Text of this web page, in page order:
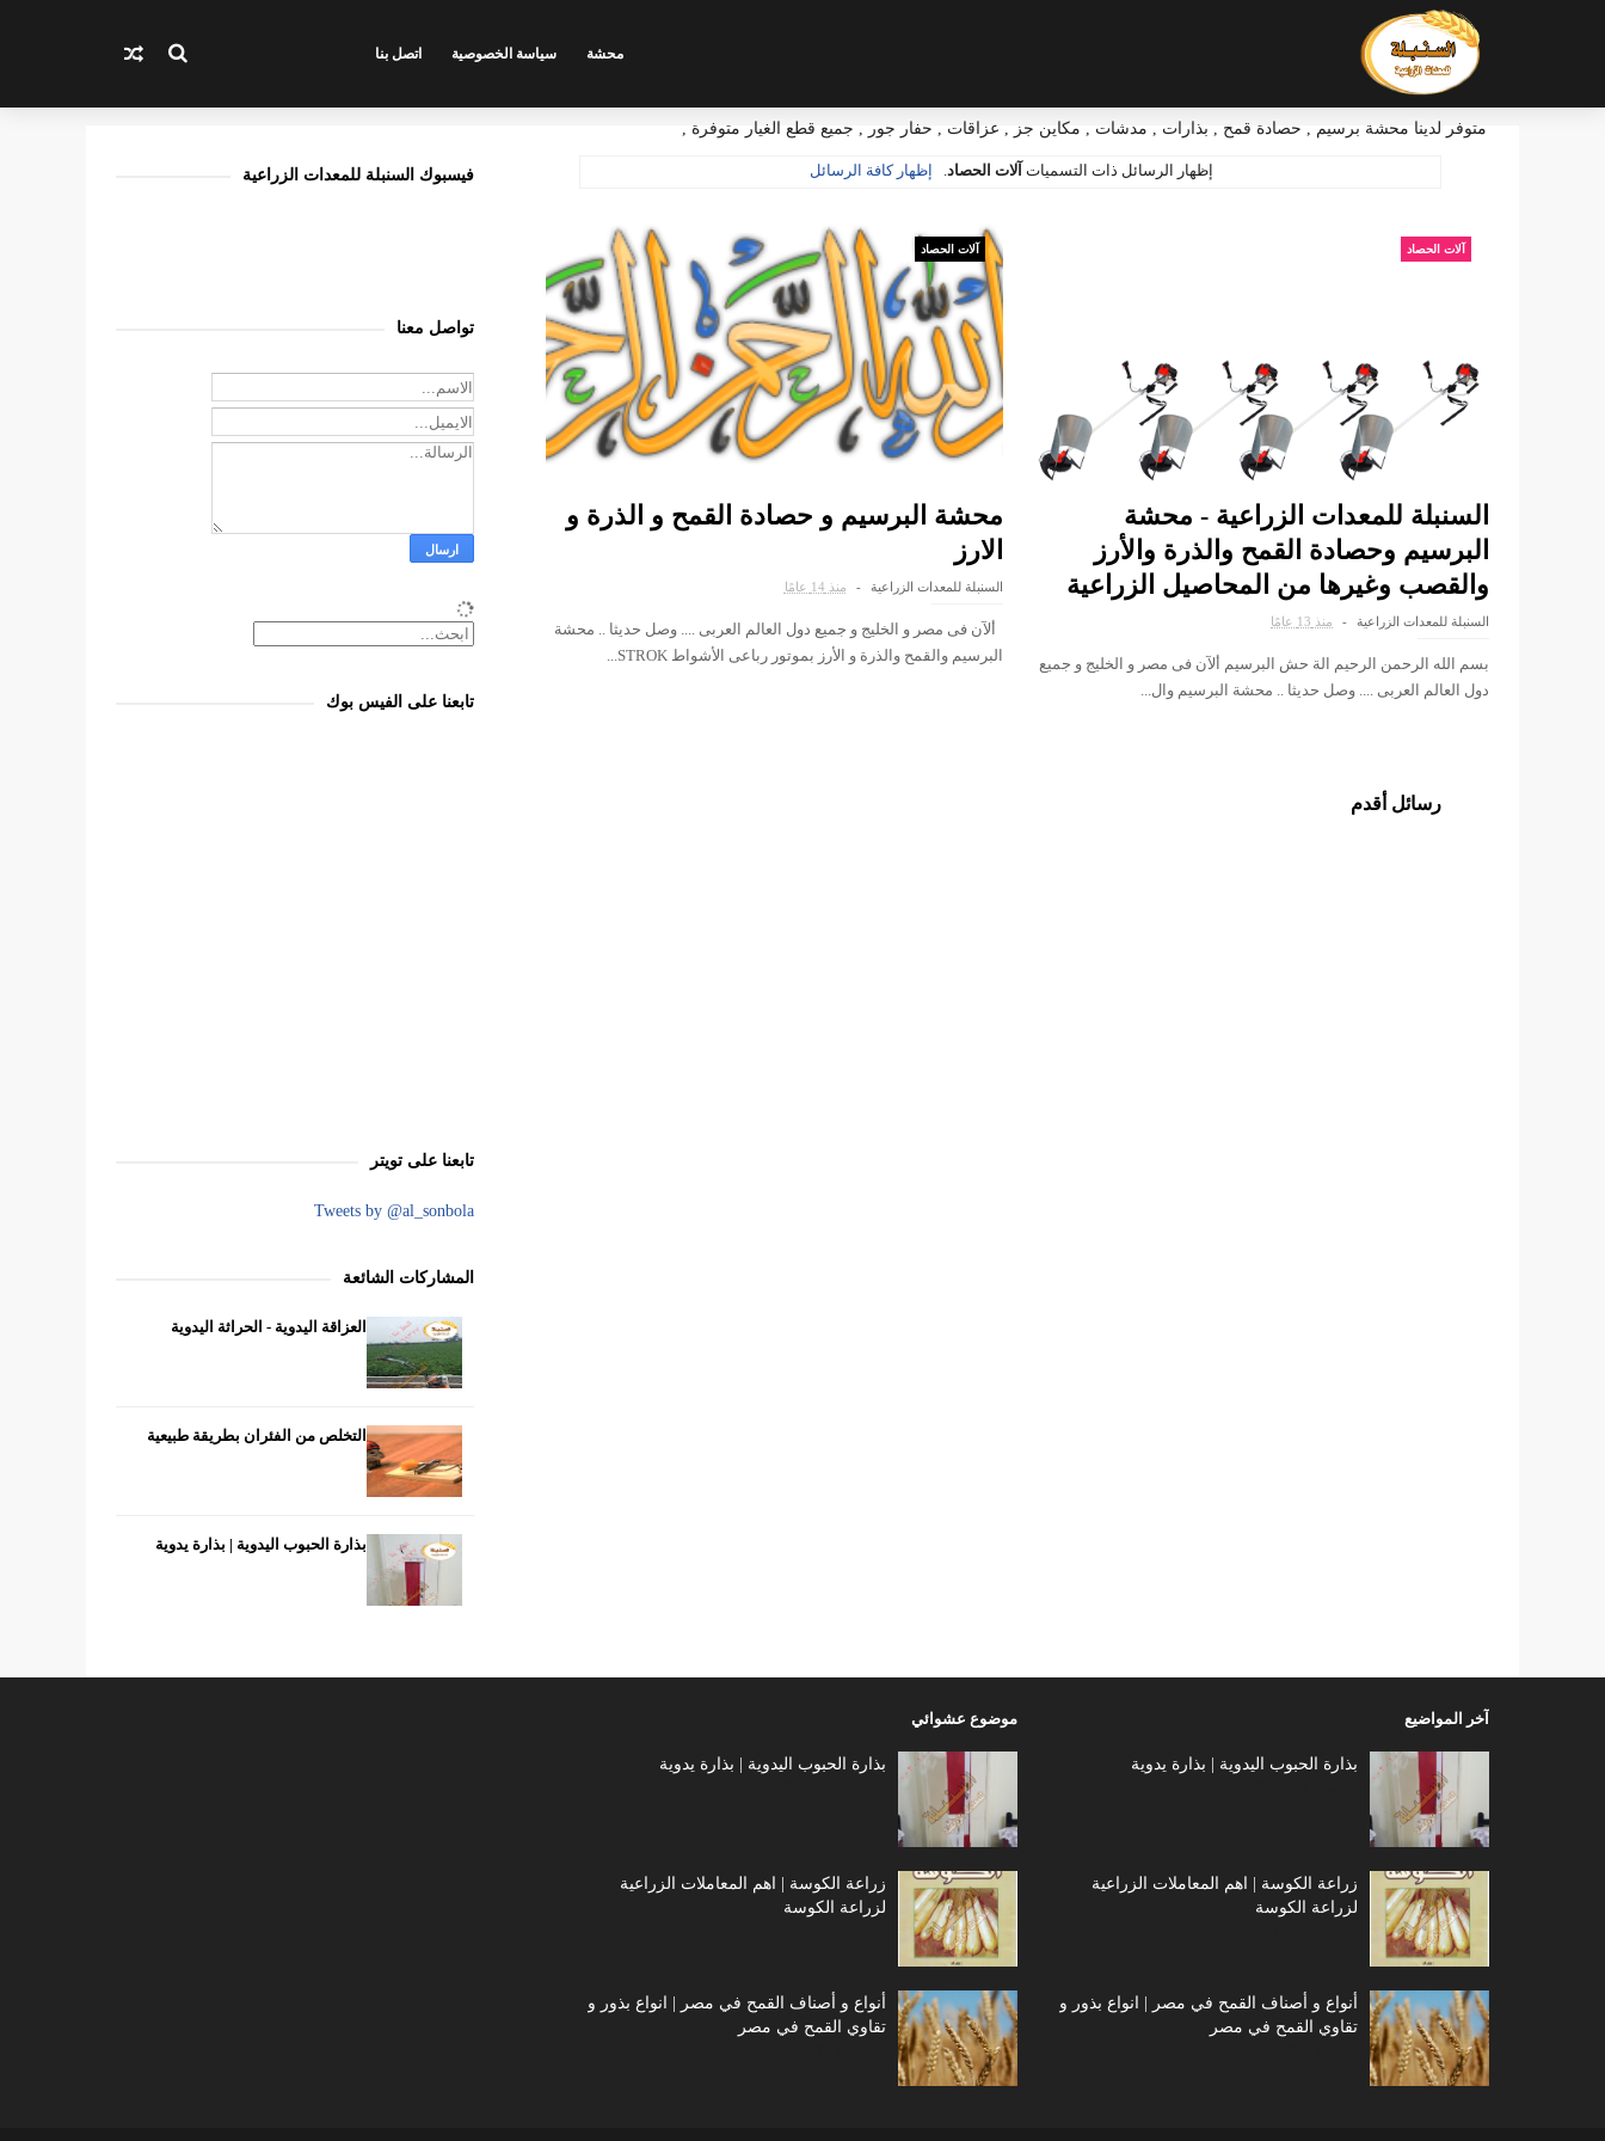
متوفر لدينا محشة برسيم , حصادة قمح , بذارات , مدشات , مكاين جز , عزاقات , حفار جور , جميع قطع الغيار متوفرة ,
محشة سياسة الخصوصية اتصل بنا
‏إظهار الرسائل ذات التسميات آلات الحصاد إظهار كافة الرسائل
آلات الحصاد
السنبلة للمعدات الزراعية - محشة
البرسيم وحصادة القمح والذرة والأرز
والقصب وغيرها من المحاصيل الزراعية
السنبلة للمعدات الزراعية منذ 13 عامًا
بسم الله الرحمن الرحيم الة حش البرسيم ألآن فى مصر و الخليج و جميع
دول العالم العربى .... وصل حديثا .. محشة البرسيم وال...
آلات الحصاد
محشة البرسيم و حصادة القمح و الذرة و
الارز
السنبلة للمعدات الزراعية منذ 14 عامًا
ألآن فى مصر و الخليج و جميع دول العالم العربى .... وصل حديثا .. محشة
البرسيم والقمح والذرة و الأرز بموتور رباعى الأشواط STROK...
رسائل أقدم
فيسبوك السنبلة للمعدات الزراعية
تواصل معنا
تابعنا على الفيس بوك
تابعنا على تويتر
Tweets by @al_sonbola
المشاركات الشائعة
العزاقة اليدوية - الحراثة اليدوية
التخلص من الفئران بطريقة طبيعية
بذارة الحبوب اليدوية | بذارة يدوية
آخر المواضيع
بذارة الحبوب اليدوية | بذارة يدوية
زراعة الكوسة | اهم المعاملات الزراعية
لزراعة الكوسة
أنواع و أصناف القمح في مصر | انواع بذور و
تقاوي القمح في مصر
موضوع عشوائي
بذارة الحبوب اليدوية | بذارة يدوية
زراعة الكوسة | اهم المعاملات الزراعية
لزراعة الكوسة
أنواع و أصناف القمح في مصر | انواع بذور و
تقاوي القمح في مصر